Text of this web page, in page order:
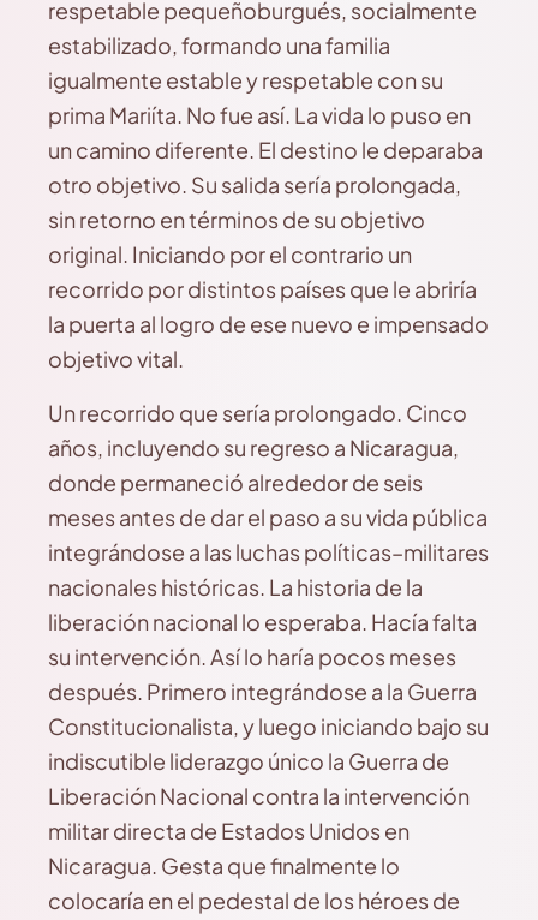
respetable pequeñoburgués, socialmente
estabilizado, formando una familia
igualmente estable y respetable con su
prima Mariíta. No fue así. La vida lo puso en
un camino diferente. El destino le deparaba
otro objetivo. Su salida sería prolongada,
sin retorno en términos de su objetivo
original. Iniciando por el contrario un
recorrido por distintos países que le abriría
la puerta al logro de ese nuevo e impensado
objetivo vital.
Un recorrido que sería prolongado. Cinco
años, incluyendo su regreso a Nicaragua,
donde permaneció alrededor de seis
meses antes de dar el paso a su vida pública
integrándose a las luchas políticas–militares
nacionales históricas. La historia de la
liberación nacional lo esperaba. Hacía falta
su intervención. Así lo haría pocos meses
después. Primero integrándose a la Guerra
Constitucionalista, y luego iniciando bajo su
indiscutible liderazgo único la Guerra de
Liberación Nacional contra la intervención
militar directa de Estados Unidos en
Nicaragua. Gesta que finalmente lo
colocaría en el pedestal de los héroes de